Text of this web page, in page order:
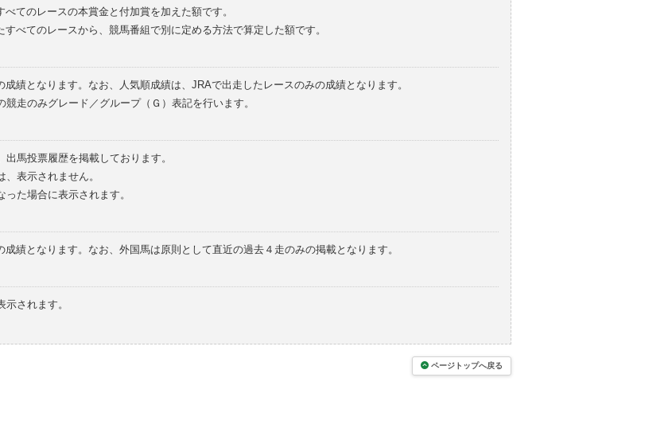
てのレースの本賞金と付加賞を加えた額です。
べてのレースから、競馬番組で別に定める方法で算定した額です。
績となります。なお、人気順成績は、JRAで出走したレースのみの成績となります。
走のみグレード／グループ（Ｇ）表記を行います。
馬投票履歴を掲載しております。
表示されません。
た場合に表示されます。
績となります。なお、外国馬は原則として直近の過去４走のみの掲載となります。
されます。
ページトップへ戻る